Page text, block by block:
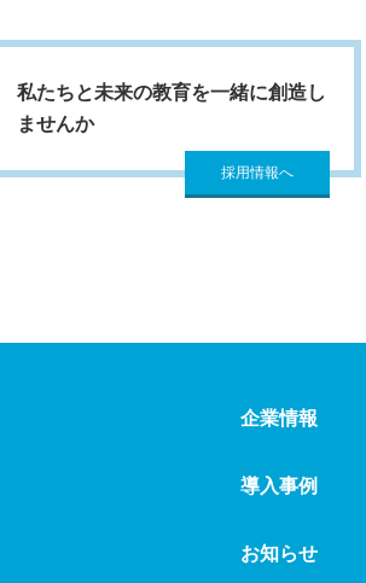
私たちと未来の教育を一緒に創造し
ませんか
採用情報へ
企業情報
導入事例
お知らせ